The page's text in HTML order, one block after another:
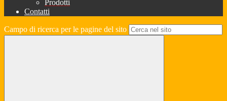
Prodotti
Contatti
Campo di ricerca per le pagine del sito